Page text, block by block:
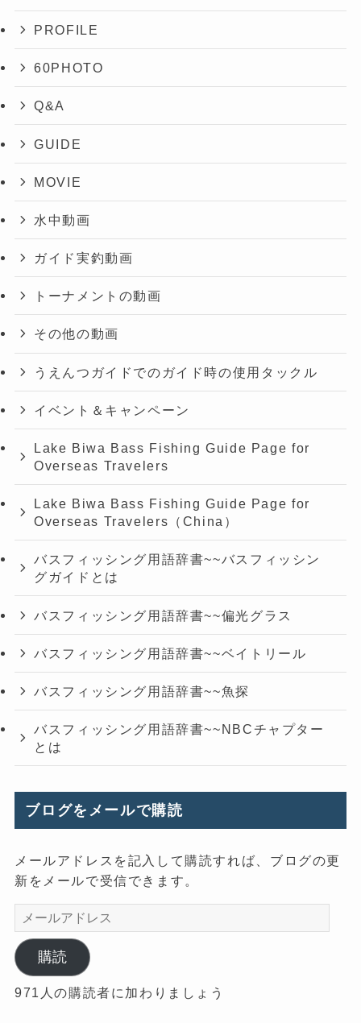
PROFILE
60PHOTO
Q&A
GUIDE
MOVIE
水中動画
ガイド実釣動画
トーナメントの動画
その他の動画
うえんつガイドでのガイド時の使用タックル
イベント＆キャンペーン
Lake Biwa Bass Fishing Guide Page for
Overseas Travelers
Lake Biwa Bass Fishing Guide Page for
Overseas Travelers（China）
バスフィッシング用語辞書~~バスフィッシン
グガイドとは
バスフィッシング用語辞書~~偏光グラス
バスフィッシング用語辞書~~ベイトリール
バスフィッシング用語辞書~~魚探
バスフィッシング用語辞書~~NBCチャプター
とは
ブログをメールで購読
メールアドレスを記入して購読すれば、ブログの更
新をメールで受信できます。
メ
ー
ル
ア
ド
購読
971人の購読者に加わりましょう